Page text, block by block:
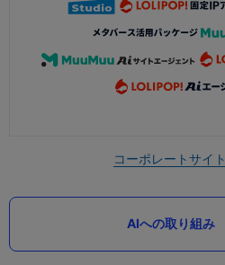
コーポレートサイト
AIへの取り組み